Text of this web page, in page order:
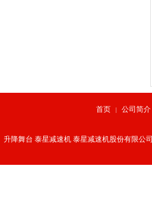
首页 | 公司简介
升降舞台 泰星减速机 泰星减速机股份有限公司